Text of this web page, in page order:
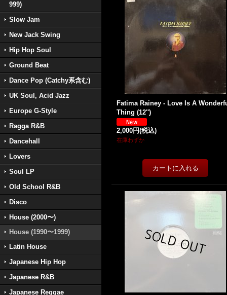
999)
Slow Jam
New Jack Swing
Hip Hop Soul
Ground Beat
Dance Pop (Catchy系含む)
UK Soul, Acid Jazz
Europe G-Style
Ragga R&B
Dancehall
Lovers
Soul LP
Old School R&B
Disco
House (2000〜)
House (1990〜1999)
Latin House
Japanese Hip Hop
Japanese R&B
Japanese Reggae
Fatima Rainey - Love Is A
Thing (12'')
2,000円(税込)
在庫わずか